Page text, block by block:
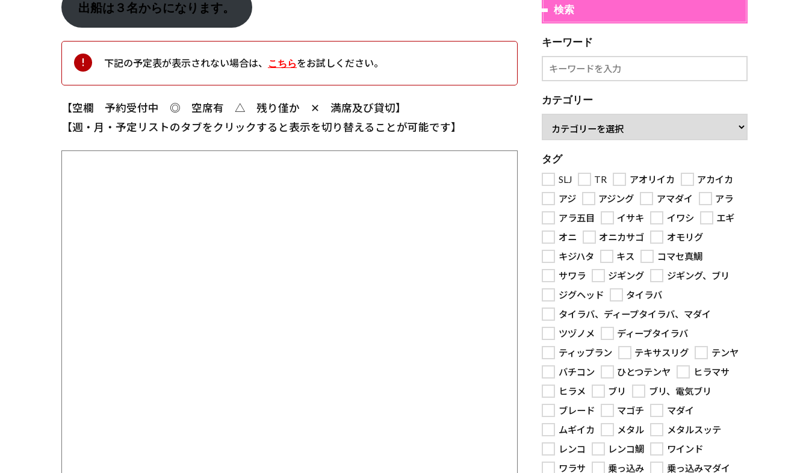
出船は３名からになります。
下記の予定表が表示されない場合は、 こちらをお試しください。
【空欄 予約受付中 ◎ 空席有 △ 残り僅か ✕ 満席及び貸切】
【週・月・予定リストのタブをクリックすると表示を切り替えることが可能です】
検索
キーワード
カテゴリー
タグ
SLJ TR アオリイカ
アカイカ
アジ
アジング アマダイ
アラ
アラ五目
イサキ イワシ
エギ
オニ
オニカサゴ
オモリグ
キジハタ
キス
コマセ真鯛
サワラ
ジギング
ジギング、ブリ
ジグヘッド
タイラバ
タイラバ、ディープタイラバ、マダイ
ツヅノメ
ディープタイラバ
ティップラン
テキサスリグ
テンヤ
バチコン
ひとつテンヤ
ヒラマサ
ヒラメ
ブリ
ブリ、電気ブリ
ブレード
マゴチ
マダイ
ムギイカ
メタル
メタルスッテ
レンコ
レンコ鯛
ワインド
ワラサ
乗っ込み
乗っ込みマダイ